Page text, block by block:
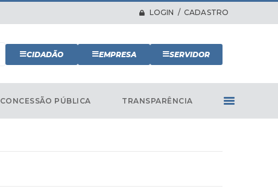
LOGIN / CADASTRO
CIDADÃO EMPRESA SERVIDOR
CONCESSÃO PÚBLICA TRANSPARÊNCIA